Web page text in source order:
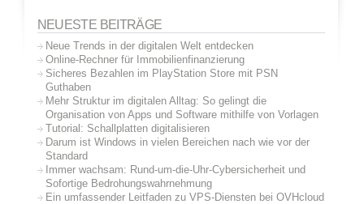
NEUESTE BEITRÄGE
Neue Trends in der digitalen Welt entdecken
Online-Rechner für Immobilienfinanzierung
Sicheres Bezahlen im PlayStation Store mit PSN
Guthaben
Mehr Struktur im digitalen Alltag: So gelingt die
Organisation von Apps und Software mithilfe von Vorlagen
Tutorial: Schallplatten digitalisieren
Darum ist Windows in vielen Bereichen nach wie vor der
Standard
Immer wachsam: Rund-um-die-Uhr-Cybersicherheit und
Sofortige Bedrohungswahrnehmung
Ein umfassender Leitfaden zu VPS-Diensten bei OVHcloud